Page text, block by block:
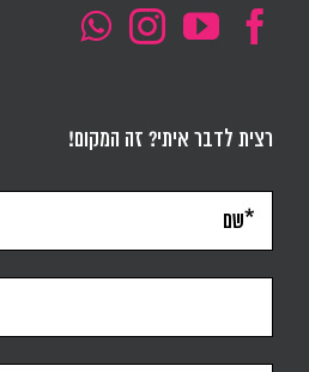
רצית לדבר איתי? זה המקום!